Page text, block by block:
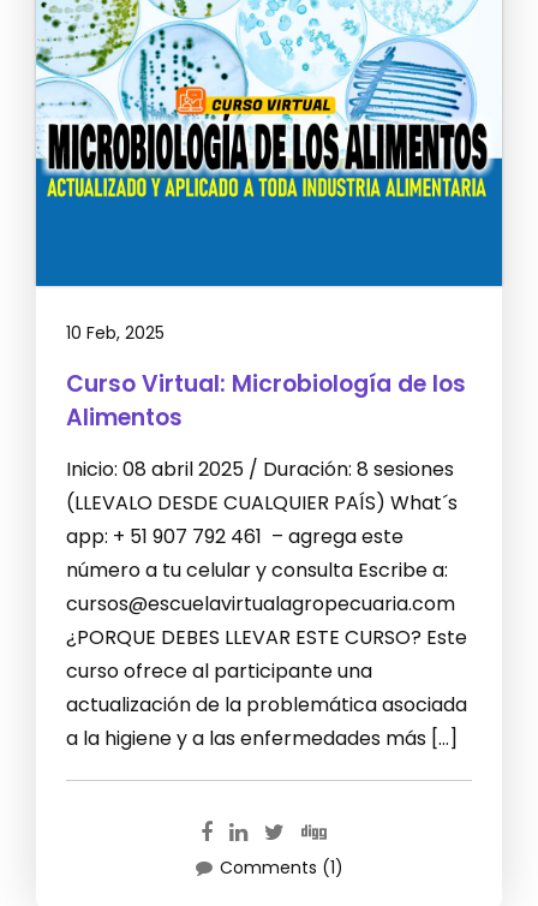
10 Feb, 2025
Curso Virtual: Microbiología de los
Alimentos
Inicio: 08 abril 2025 / Duración: 8 sesiones
(LLEVALO DESDE CUALQUIER PAÍS) What´s
app: + 51 907 792 461 – agrega este
número a tu celular y consulta Escribe a:
cursos@escuelavirtualagropecuaria.com
¿PORQUE DEBES LLEVAR ESTE CURSO? Este
curso ofrece al participante una
actualización de la problemática asociada
a la higiene y a las enfermedades más […]
Comments (1)